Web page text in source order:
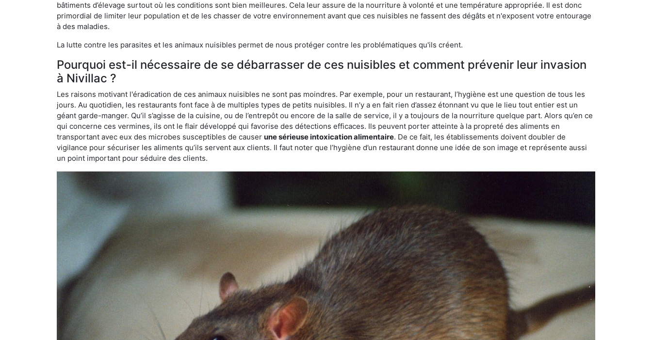
bâtiments d’élevage surtout où les conditions sont bien meilleures. Cela leur assure de la nourriture à volonté et une température appropriée. Il est donc
primordial de limiter leur population et de les chasser de votre environnement avant que ces nuisibles ne fassent des dégâts et n'exposent votre entourage
à des maladies.
La lutte contre les parasites et les animaux nuisibles permet de nous protéger contre les problématiques qu'ils créent.
Pourquoi est-il nécessaire de se débarrasser de ces nuisibles et comment prévenir leur invasion
à Nivillac ?
Les raisons motivant l'éradication de ces animaux nuisibles ne sont pas moindres. Par exemple, pour un restaurant, l’hygiène est une question de tous les
jours. Au quotidien, les restaurants font face à de multiples types de petits nuisibles. Il n’y a en fait rien d’assez étonnant vu que le lieu tout entier est un
géant garde-manger. Qu’il s’agisse de la cuisine, ou de l’entrepôt ou encore de la salle de service, il y a toujours de la nourriture quelque part. Alors qu’en ce
qui concerne ces vermines, ils ont le flair développé qui favorise des détections efficaces. Ils peuvent porter atteinte à la propreté des aliments en
transportant avec eux des microbes susceptibles de causer une sérieuse intoxication alimentaire. De ce fait, les établissements doivent doubler de
vigilance pour sécuriser les aliments qu’ils servent aux clients. Il faut noter que l’hygiène d’un restaurant donne une idée de son image et représente aussi
un point important pour séduire des clients.